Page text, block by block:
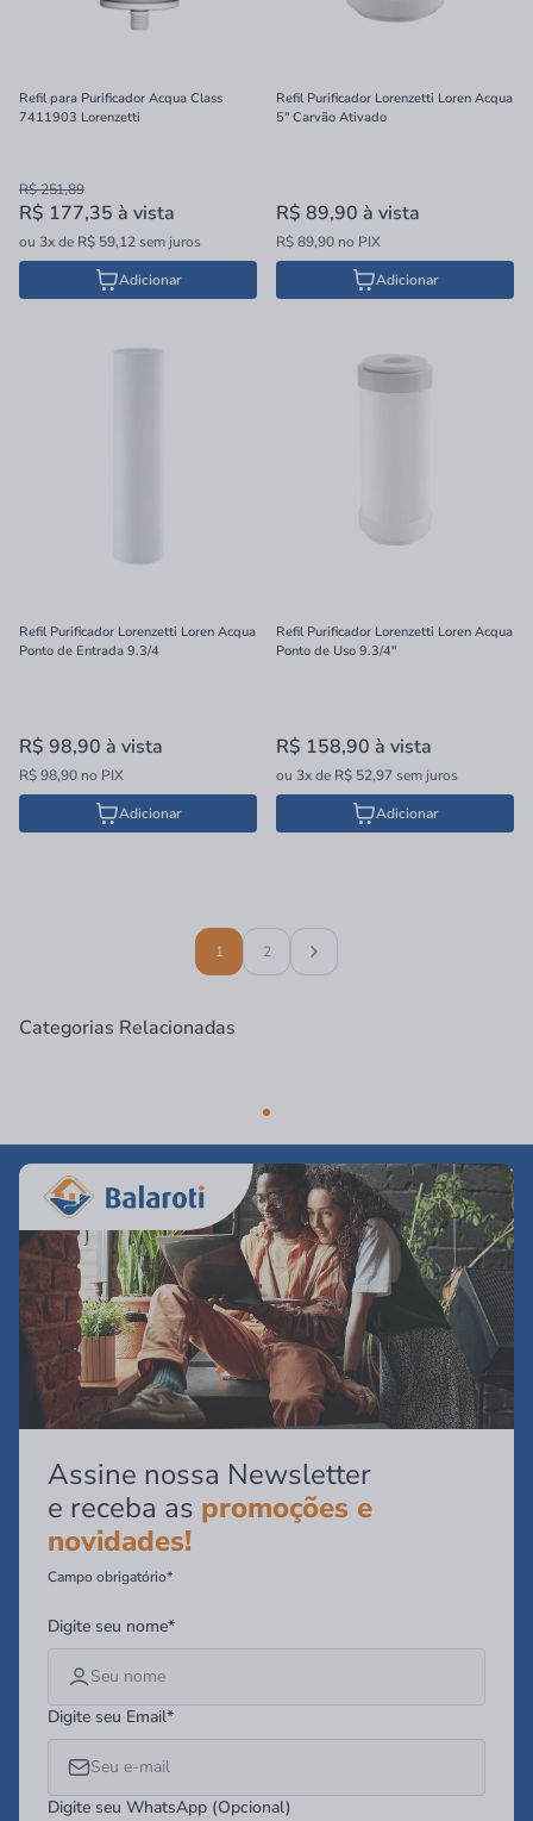
Refil para Purificador Acqua Class
7411903 Lorenzetti
R$ 251,89
R$ 177,35 à vista
ou 3xde R$ 59,12sem juros
Adicionar
Refil Purificador Lorenzetti Loren Acqua
5" Carvão Ativado
R$ 89,90 à vista
R$ 89,90 no PIX
Adicionar
Refil Purificador Lorenzetti Loren Acqua
Ponto de Entrada 9.3/4
R$ 98,90 à vista
R$ 98,90 no PIX
Adicionar
Refil Purificador Lorenzetti Loren Acqua
Ponto de Uso 9.3/4"
R$ 158,90 à vista
ou 3xde R$ 52,97sem juros
Adicionar
1 2
Categorias Relacionadas
Assine nossa Newsletter
e receba as promoções e
novidades!
Campo obrigatório*
Digite seu nome*
Digite seu Email*
Digite seu WhatsApp (Opcional)